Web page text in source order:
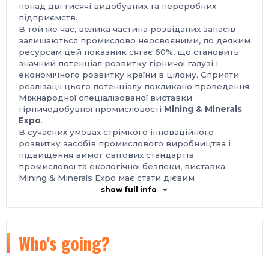
понад дві тисячі видобувних та переробних
підприємств.
В той же час, велика частина розвіданих запасів
залишаються промислово неосвоєними, по деяким
ресурсам цей показник сягає 60%, що становить
значний потенціал розвитку гірничої галузі і
економічного розвитку країни в цілому. Сприяти
реалізації цього потенціалу покликано проведення
Міжнародної спеціалізованої виставки
гірничодобувної промисловості Mining & Minerals
Expo.
В сучасних умовах стрімкого інноваційного
розвитку засобів промислового виробництва і
підвищення вимог світових стандартів
промислової та екологічної безпеки, виставка
Mining & Minerals Expo має стати дієвим
маркетинговим інструментом технологічного і
підвищенню якості продукції.
Іншим важливим завданням виставки
show full info
Who's going?